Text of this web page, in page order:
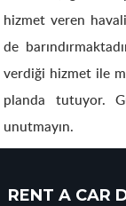
hizmet veren
de
verdiği hizmet ile
planda tutuyor.
unutmayın.
RENT A CAR